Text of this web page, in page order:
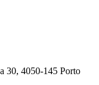
30, 4050-145 Porto